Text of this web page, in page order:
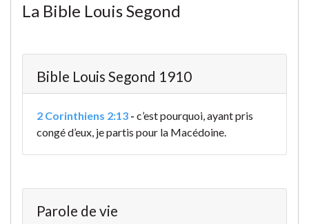
La Bible Louis Segond
Bible Louis Segond 1910
2 Corinthiens 2:13 - c’est pourquoi, ayant pris
congé d’eux, je partis pour la Macédoine.
Parole de vie